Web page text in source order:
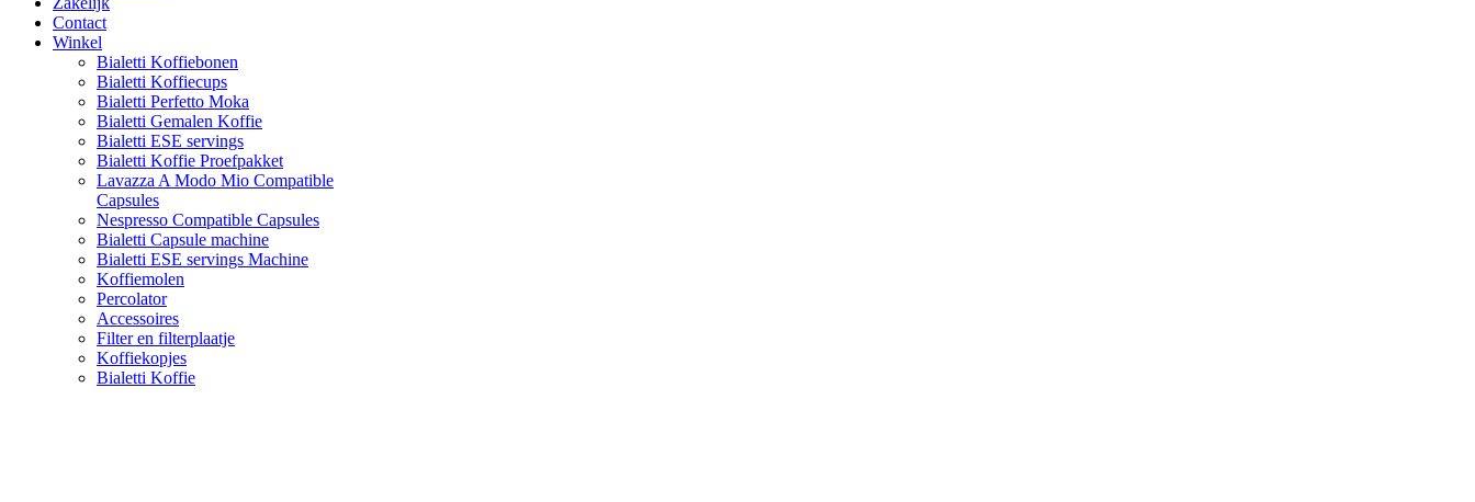
Contact
Winkel
Bialetti Koffiebonen
Bialetti Koffiecups
Bialetti Perfetto Moka
Bialetti Gemalen Koffie
Bialetti ESE servings
Bialetti Koffie Proefpakket
Lavazza A Modo Mio Compatible
Capsules
Nespresso Compatible Capsules
Bialetti Capsule machine
Bialetti ESE servings Machine
Koffiemolen
Percolator
Accessoires
Filter en filterplaatje
Koffiekopjes
Bialetti Koffie